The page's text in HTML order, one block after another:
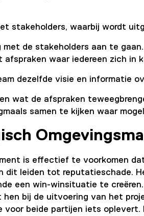
stakeholders, waarbij wordt
de stakeholders aan te
waar iedereen zich in
dezelfde visie en informatie
wat de afspraken
samen te kijken waar
is effectief te voorkomen
leiden tot reputatieschade.
een win-winsituatie te
bij de uitvoering van het
voor beide partijen iets